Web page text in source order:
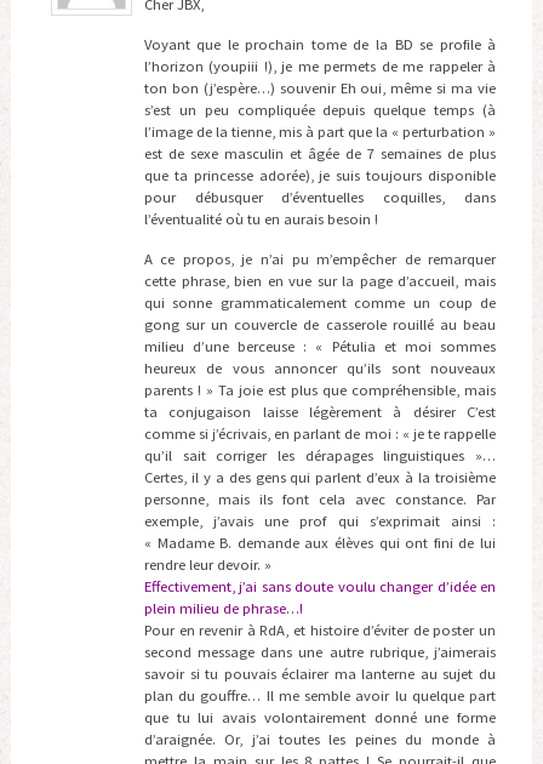
Cher JBX,
Voyant que le prochain tome de la BD se profile à
l’horizon (youpiii !), je me permets de me rappeler à
ton bon (j’espère…) souvenir Eh oui, même si ma vie
s’est un peu compliquée depuis quelque temps (à
l’image de la tienne, mis à part que la « perturbation »
est de sexe masculin et âgée de 7 semaines de plus
que ta princesse adorée), je suis toujours disponible
pour débusquer d’éventuelles coquilles, dans
l’éventualité où tu en aurais besoin !
A ce propos, je n’ai pu m’empêcher de remarquer
cette phrase, bien en vue sur la page d’accueil, mais
qui sonne grammaticalement comme un coup de
gong sur un couvercle de casserole rouillé au beau
milieu d’une berceuse : « Pétulia et moi sommes
heureux de vous annoncer qu’ils sont nouveaux
parents ! » Ta joie est plus que compréhensible, mais
ta conjugaison laisse légèrement à désirer C’est
comme si j’écrivais, en parlant de moi : « je te rappelle
qu’il sait corriger les dérapages linguistiques »…
Certes, il y a des gens qui parlent d’eux à la troisième
personne, mais ils font cela avec constance. Par
exemple, j’avais une prof qui s’exprimait ainsi :
« Madame B. demande aux élèves qui ont fini de lui
rendre leur devoir. »
Effectivement, j’ai sans doute voulu changer d’idée en
plein milieu de phrase…!
Pour en revenir à RdA, et histoire d’éviter de poster un
second message dans une autre rubrique, j’aimerais
savoir si tu pouvais éclairer ma lanterne au sujet du
plan du gouffre… Il me semble avoir lu quelque part
que tu lui avais volontairement donné une forme
d’araignée. Or, j’ai toutes les peines du monde à